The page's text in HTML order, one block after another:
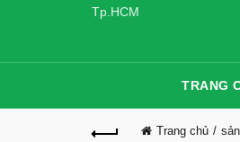
Tp.HCM
TRANG
Trang chủ